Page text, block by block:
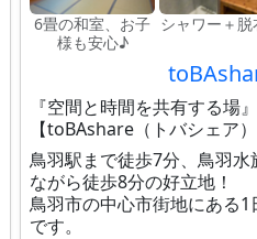
6畳の和室、お子
様も安心♪
シャワー＋脱
『空間と時間を共有する場』
【toBAshare（トバシェア）
鳥羽駅まで徒歩7分、鳥羽
ながら徒歩8分の好立地！
鳥羽市の中心市街地にある
です。